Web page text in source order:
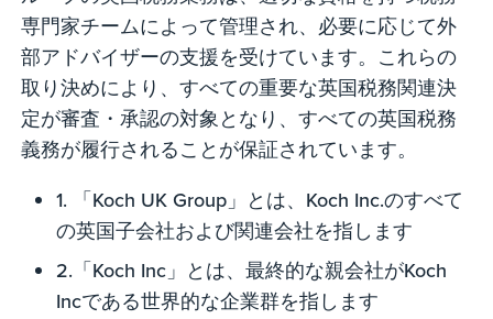
専門家チームによって管理され、必要に応じて外
部アドバイザーの支援を受けています。これらの
取り決めにより、すべての重要な英国税務関連決
定が審査・承認の対象となり、すべての英国税務
義務が履行されることが保証されています。
1. 「Koch UK Group」とは、Koch Inc.のすべて
の英国子会社および関連会社を指します
2.「Koch Inc」とは、最終的な親会社がKoch
Incである世界的な企業群を指します